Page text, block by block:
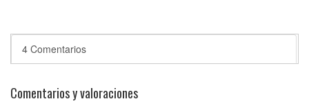
4 Comentarios
Comentarios y valoraciones